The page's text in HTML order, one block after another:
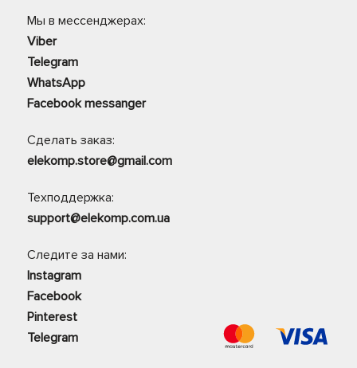
Мы в мессенджерах:
Viber
Telegram
WhatsApp
Facebook messanger
Сделать заказ:
elekomp.store@gmail.com
Техподдержка:
support@elekomp.com.ua
Следите за нами:
Instagram
Facebook
Pinterest
Telegram